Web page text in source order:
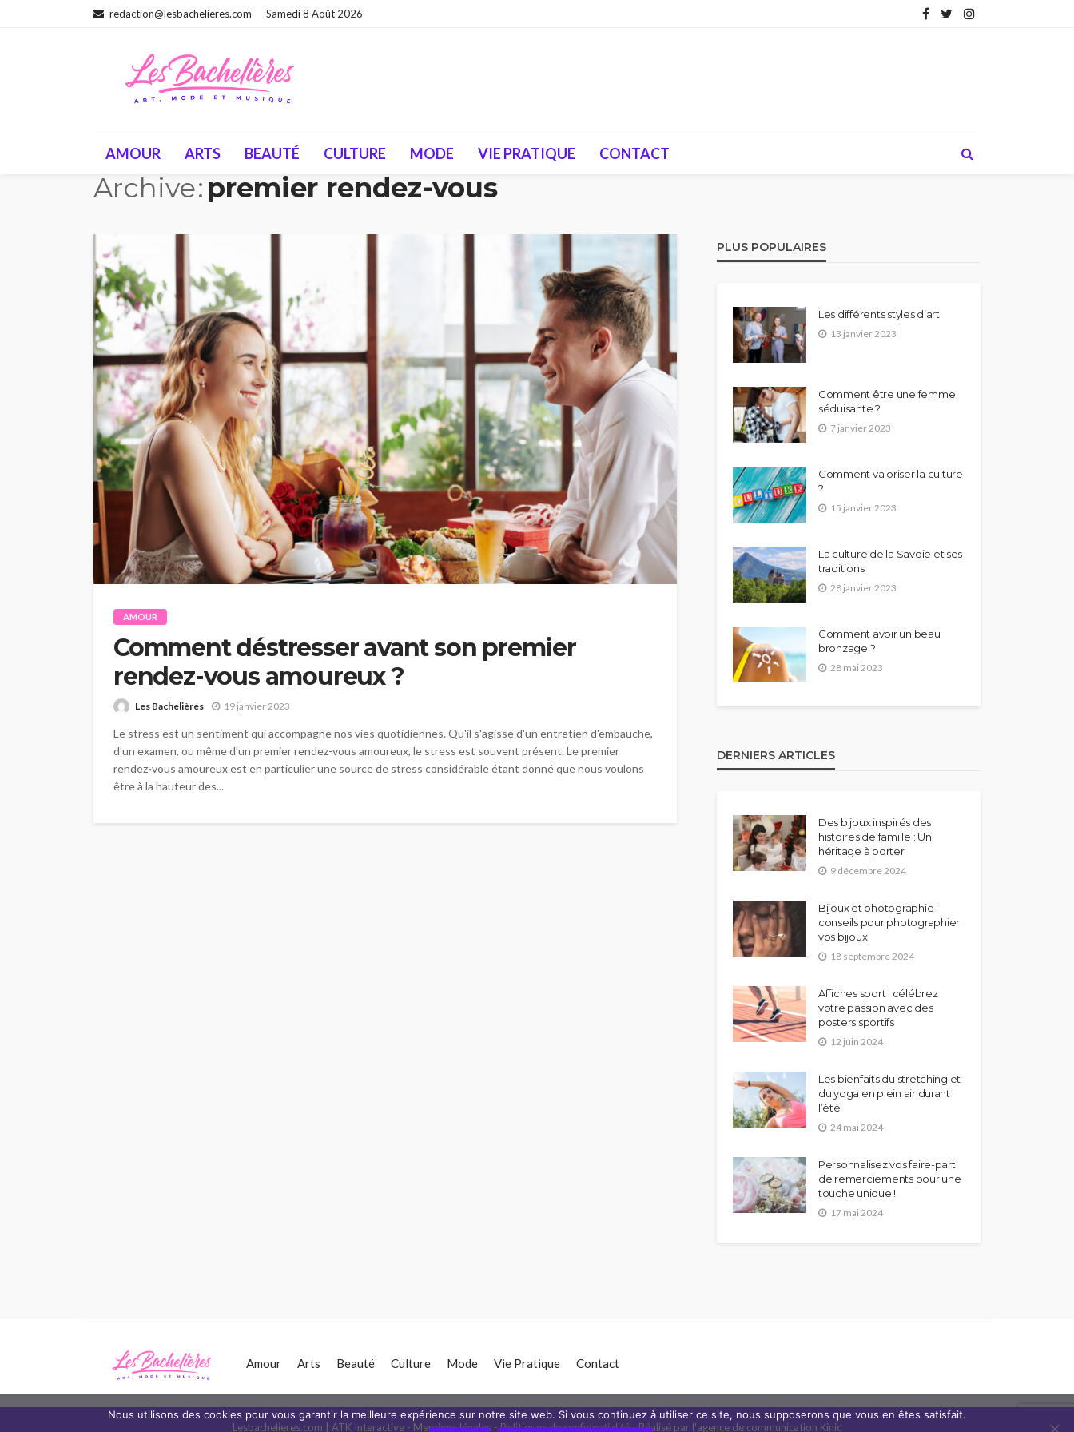
redaction@lesbachelieres.com Samedi 8 Août 2026
AMOUR ARTS BEAUTÉ CULTURE MODE VIE PRATIQUE CONTACT
Archive premier rendez-vous
AMOUR
Comment déstresser avant son premier
rendez-vous amoureux ?
Les Bachelières 19 janvier 2023
Le stress est un sentiment qui accompagne nos vies quotidiennes. Qu'il s'agisse d'un entretien d'embauche,
d'un examen, ou même d'un premier rendez-vous amoureux, le stress est souvent présent. Le premier
rendez-vous amoureux est en particulier une source de stress considérable étant donné que nous voulons
être à la hauteur des...
PLUS POPULAIRES
Les différents styles d’art
13 janvier 2023
Comment être une femme
séduisante ?
7 janvier 2023
Comment valoriser la culture
?
15 janvier 2023
La culture de la Savoie et ses
traditions
28 janvier 2023
Comment avoir un beau
bronzage ?
28 mai 2023
DERNIERS ARTICLES
Des bijoux inspirés des
histoires de famille : Un
héritage à porter
9 décembre 2024
Bijoux et photographie :
conseils pour photographier
vos bijoux
18 septembre 2024
Affiches sport : célébrez
votre passion avec des
posters sportifs
12 juin 2024
Les bienfaits du stretching et
du yoga en plein air durant
l’été
24 mai 2024
Personnalisez vos faire-part
de remerciements pour une
touche unique !
17 mai 2024
Amour Arts Beauté Culture Mode Vie Pratique Contact
Lesbachelieres.com | ATK Interactive - Mentions légales -Politiques de confidentialité- Réalisé par l'agence de communication Kinic
Nous utilisons des cookies pour vous garantir la meilleure expérience sur notre site web. Si vous continuez à utiliser ce site, nous supposerons que vous en êtes satisfait.